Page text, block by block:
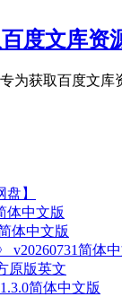
度文库资
为获取百度文
】
体中文版
体中文版
v20260731简体
原版英文
简体中文版